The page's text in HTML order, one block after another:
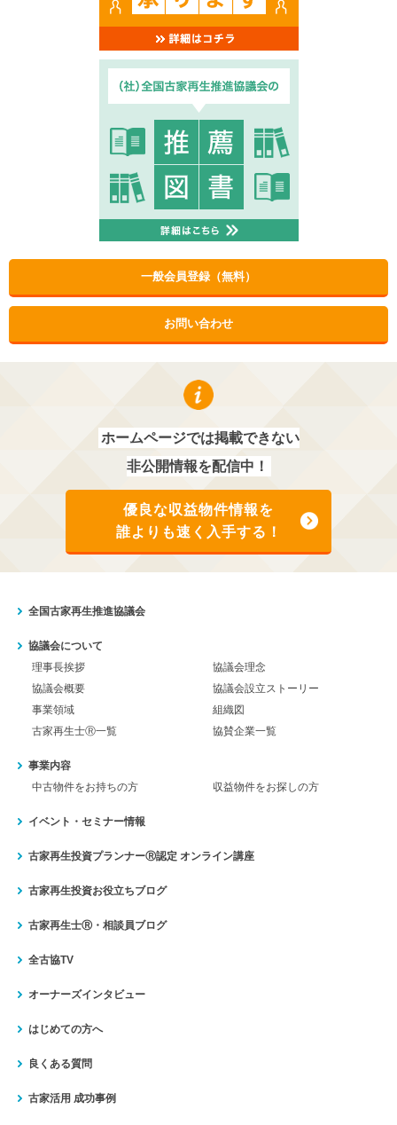
一般会員登録（無料）
お問い合わせ
ホームページでは掲載できない
非公開情報を配信中！
優良な収益物件情報を
誰よりも速く入手する！
全国古家再生推進協議会
協議会について
理事長挨拶
協議会理念
協議会概要
協議会設立ストーリー
事業領域
組織図
古家再生士Ⓡ一覧
協賛企業一覧
事業内容
中古物件をお持ちの方
収益物件をお探しの方
イベント・セミナー情報
古家再生投資プランナーⓇ認定 オンライン講座
古家再生投資お役立ちブログ
古家再生士Ⓡ・相談員ブログ
全古協TV
オーナーズインタビュー
はじめての方へ
良くある質問
古家活用 成功事例